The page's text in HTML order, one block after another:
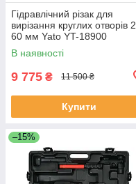
Гідравлічний різак для
вирізання круглих отворів
60 мм Yato YT-18900
(Польща)
В наявності
9 775 ₴ 11 500 ₴
Купити
–15%